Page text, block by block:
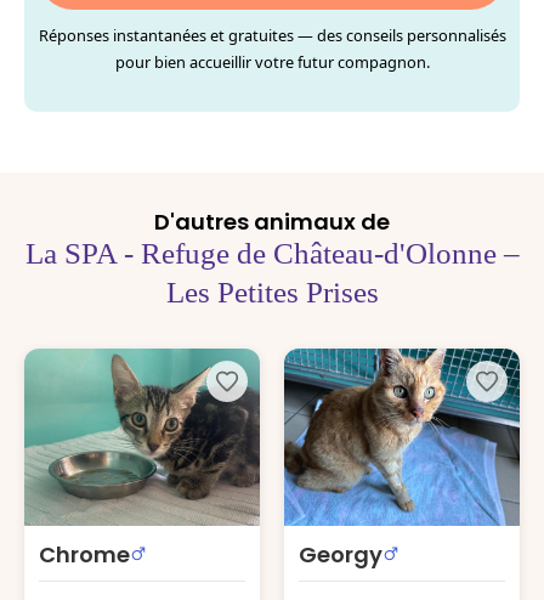
Réponses instantanées et gratuites — des conseils personnalisés
pour bien accueillir votre futur compagnon.
D'autres animaux de
La SPA - Refuge de Château-d'Olonne –
Les Petites Prises
Chrome Georgy